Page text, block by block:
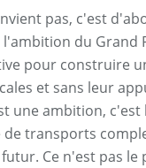
pas, c'est
du Grand
pour construire
et sans leur
une ambition,
de transports
Ce n'est pas